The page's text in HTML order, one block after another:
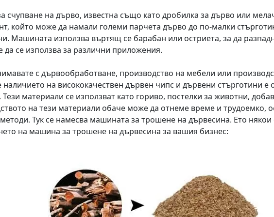
счупване на дърво, известна също като дробилка за дърво или
който може да намали големи парчета дърво до по-малки
Машината използва въртящ се барабан или остриета, за да
да се използва за различни приложения.
с дървообработване, производство на мебели или
наличието на висококачествен дървен чипс и дървени стърготини е
материали се използват като гориво, постелки за животни,
на тези материали обаче може да отнеме време и трудоемко,
Тук се намесва машината за трошене на дървесина. Ето
на машина за трошене на дървесина за вашия бизнес: